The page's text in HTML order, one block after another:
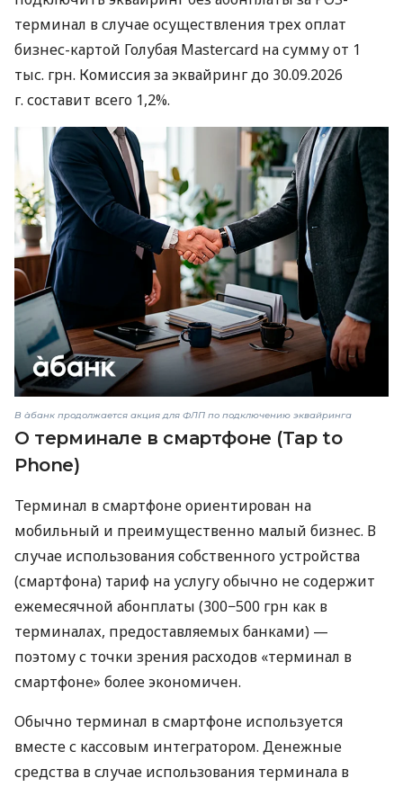
терминал в случае осуществления трех оплат
бизнес-картой Голубая Mastercard на сумму от 1
тыс. грн. Комиссия за эквайринг до 30.09.2026
г. составит всего 1,2%.
В àбанк продолжается акция для ФЛП по подключению эквайринга
О терминале в смартфоне (Tap to
Phone)
Терминал в смартфоне ориентирован на
мобильный и преимущественно малый бизнес. В
случае использования собственного устройства
(смартфона) тариф на услугу обычно не содержит
ежемесячной абонплаты (300−500 грн как в
терминалах, предоставляемых банками) —
поэтому с точки зрения расходов «терминал в
смартфоне» более экономичен.
Обычно терминал в смартфоне используется
вместе с кассовым интегратором. Денежные
средства в случае использования терминала в